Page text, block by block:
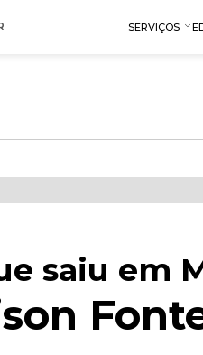
SERVIÇOS
saiu em